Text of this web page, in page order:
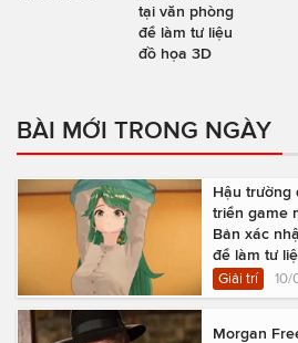
tại văn phòng
để làm tư liệu
đồ họa 3D
BÀI MỚI TRONG NGÀY
Hậu trường
triển game
Bản xác
để làm tư
Giải trí 10/
Morgan